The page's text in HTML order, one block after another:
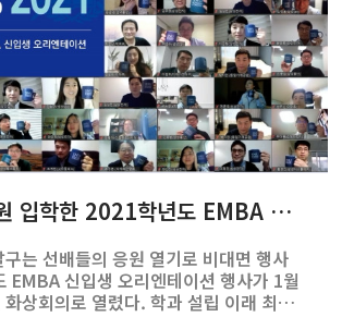
역대 최대 인원 입학한 2021학년도 EMBA 신입생 OT
는 선배들의 응원 열기로 비대면 행사
EMBA 신입생 오리엔테이션 행사가 1월
상회의로 열렸다. 학과 설립 이래 최대